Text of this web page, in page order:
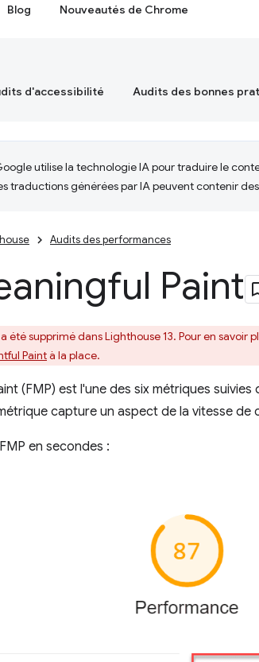
Blog Nouveautés de Chrome
d'accessibilité Audits des bonnes
utilise la technologie IA pour traduire le
traductions générées par IA peuvent contenir
Audits des performances
Paint
été supprimé dans Lighthouse 13. Pour en savoir
Paintà la place.
(FMP) est l'une des six métriques suivies
capture un aspect de la vitesse de
en secondes :